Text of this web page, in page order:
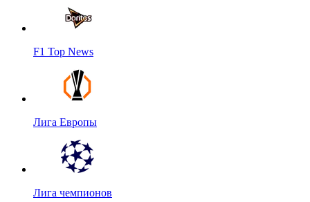
F1 Top News
Лига Европы
Лига чемпионов